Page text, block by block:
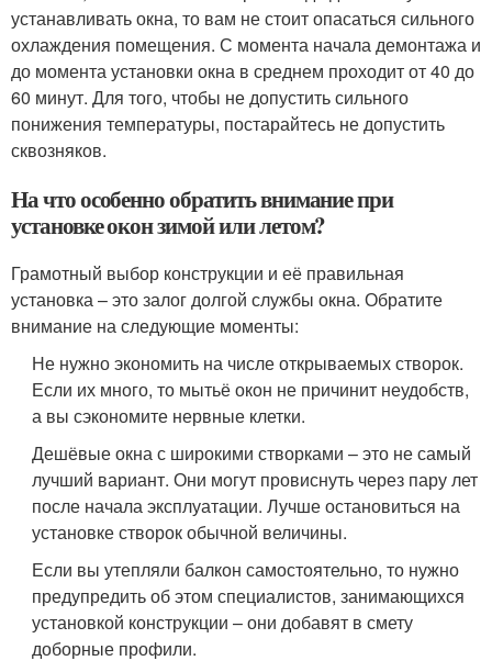
устанавливать окна, то вам не стоит опасаться сильного
охлаждения помещения. С момента начала демонтажа и
до момента установки окна в среднем проходит от 40 до
60 минут. Для того, чтобы не допустить сильного
понижения температуры, постарайтесь не допустить
сквозняков.
На что особенно обратить внимание при
установке окон зимой или летом?
Грамотный выбор конструкции и её правильная
установка – это залог долгой службы окна. Обратите
внимание на следующие моменты:
Не нужно экономить на числе открываемых створок.
Если их много, то мытьё окон не причинит неудобств,
а вы сэкономите нервные клетки.
Дешёвые окна с широкими створками – это не самый
лучший вариант. Они могут провиснуть через пару лет
после начала эксплуатации. Лучше остановиться на
установке створок обычной величины.
Если вы утепляли балкон самостоятельно, то нужно
предупредить об этом специалистов, занимающихся
установкой конструкции – они добавят в смету
доборные профили.